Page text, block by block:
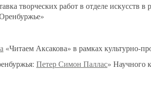
творческих работ в отделе искусств в
«Читаем Аксакова» в рамках культурно-
Петер Симон Паллас» Научного